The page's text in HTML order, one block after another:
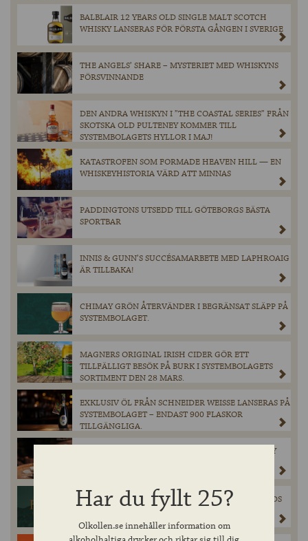
BALBLAIR 12 YEARS OLD SINGLE MALT SCOTCH
WHISKY LANSERAS FÖR FÖRSTA GÅNGEN I SVERIGE
THE ANGELS’ SHARE – MYSTERIET MED WHISKYNS
FÖRSVINNANDE
DEN ANDRA WHISKYN I ”THE COASTAL SERIES” FRÅN
SKOTSKA OLD PULTENEY KOMMER TILL
SYSTEMBOLAGETS HYLLOR I MAJ!
KATASTROFEN SOM FORMADE HEAVEN HILL — EN
WHISKEYHISTORIA VÄRD ATT MINNAS
PADDINGTONS UTSEDD TILL GÖTEBORGS BÄSTA
SPORTBAR
INNIS & GUNN’S SUCCÉSAMARBETE MED LAPHROAIG
ÄR TILLBAKA!
CHIMAY GRÖN ÅTERVÄNDER I BEGRÄNSAT SLÄPP PÅ
SYSTEMBOLAGET.
MAGNERS ORIGINAL IRISH CIDER GÖR ETT
TILLFÄLLIGT BESÖK PÅ BURK I SYSTEMBOLAGETS
SORTIMENT DEN 28 MARS.
EXKLUSIV ÖL FRÅN SCHNEIDER WEISSE LANSERAS PÅ
SYSTEMBOLAGET – ENDAST 900 FLASKOR
TILLGÄNGLIGA.
FEDDIE OCEAN DISTILLERY SINGLE MALT WHISKY
FERCULLEN HYLLAS PÅ WORLD WHISKIES AWARDS
Har du fyllt 25?
Olkollen.se innehåller information om